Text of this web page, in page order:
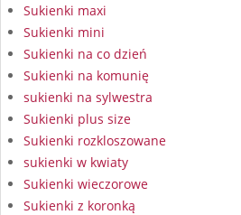
Sukienki maxi
Sukienki mini
Sukienki na co dzień
Sukienki na komunię
sukienki na sylwestra
Sukienki plus size
Sukienki rozkloszowane
sukienki w kwiaty
Sukienki wieczorowe
Sukienki z koronką